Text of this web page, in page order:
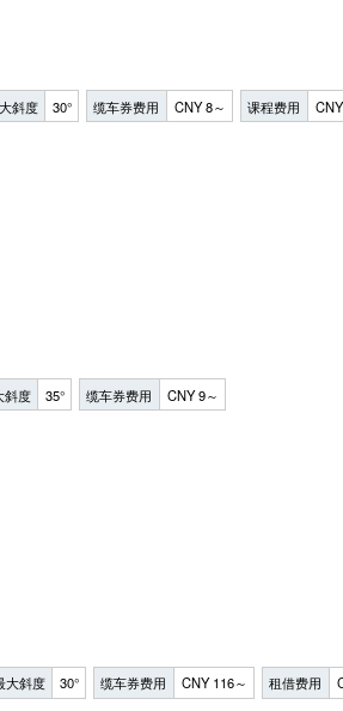
斜度 30° 缆车券费用 CNY 8～ 课程费用
斜度 35° 缆车券费用 CNY 9～
大斜度 30° 缆车券费用 CNY 116～ 租借费用